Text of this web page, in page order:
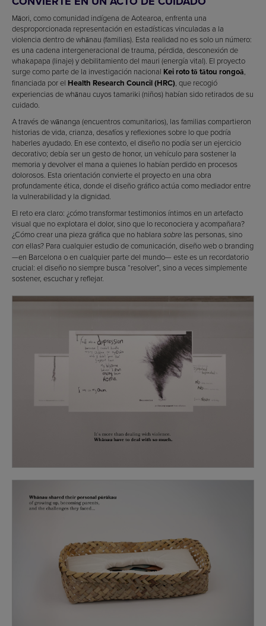
Māori, como comunidad indígena de Aotearoa, enfrenta una
desproporcionada representación en estadísticas vinculadas a la
violencia dentro de whānau (familias). Esta realidad no es solo un número:
es una cadena intergeneracional de trauma, pérdida, desconexión de
whakapapa (linaje) y debilitamiento del mauri (energía vital). El proyecto
surge como parte de la investigación nacional Kei roto tō tātou rongoā,
financiada por el Health Research Council (HRC), que recogió
experiencias de whānau cuyos tamariki (niños) habían sido retirados de su
cuidado.
A través de wānanga (encuentros comunitarios), las familias compartieron
historias de vida, crianza, desafíos y reflexiones sobre lo que podría
haberles ayudado. En ese contexto, el diseño no podía ser un ejercicio
decorativo; debía ser un gesto de honor, un vehículo para sostener la
memoria y devolver el mana a quienes lo habían perdido en procesos
dolorosos. Esta orientación convierte el proyecto en una obra
profundamente ética, donde el diseño gráfico actúa como mediador entre
la vulnerabilidad y la dignidad.
El reto era claro: ¿cómo transformar testimonios íntimos en un artefacto
visual que no explotara el dolor, sino que lo reconociera y acompañara?
¿Cómo crear una pieza gráfica que no hablara sobre las personas, sino
conellas? Para cualquier estudio de comunicación, diseño web o branding
—en Barcelona o en cualquier parte del mundo— este es un recordatorio
crucial: el diseño no siempre busca “resolver”, sino a veces simplemente
sostener, escuchar y reflejar.